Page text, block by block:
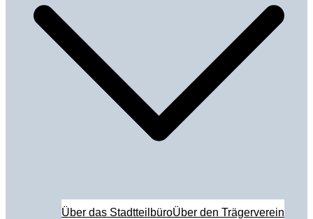
Über das StadtteilbüroÜber den Trägerverein